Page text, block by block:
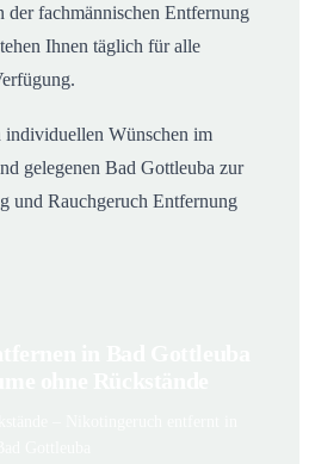
fachmännischen Entfernung
Ihnen täglich für alle
individuellen Wünschen im
gelegenen Bad Gottleuba zur
und Rauchgeruch Entfernung